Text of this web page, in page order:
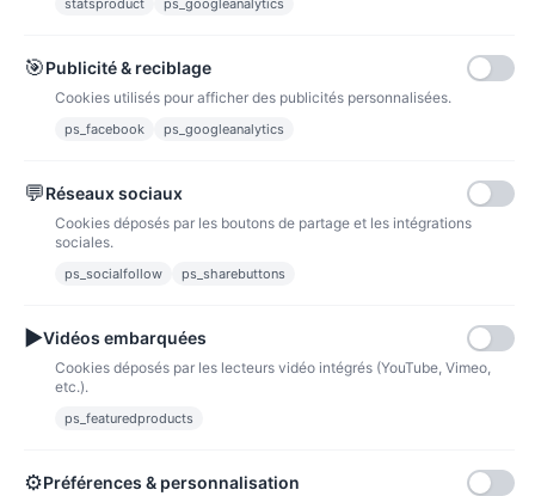
Paiements sécurisés via paypal et paypal 4 fois sans frais
Fidélité
bons de réductions.
statsproduct ps_googleanalytics
🎯Publicité & reciblage
Cookies utilisés pour afficher des publicités personnalisées.
ps_facebook ps_googleanalytics
💬Réseaux sociaux
Cookies déposés par les boutons de partage et les intégrations
sociales.
ps_socialfollow ps_sharebuttons
▶Vidéos embarquées
Cookies déposés par les lecteurs vidéo intégrés (YouTube, Vimeo,
etc.).
ps_featuredproducts
⚙Préférences & personnalisation